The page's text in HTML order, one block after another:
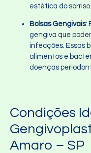
estética do sorriso.
Bolsas Gengivais:
gengiva que
infecções. Essas
alimentos e
doenças
Condições
Amaro – SP